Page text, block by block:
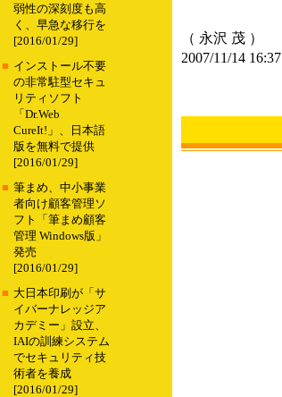
弱性の深刻度も高
く、早急な移行を
[2016/01/29]
■ インストール不要
の非常駐型セキュ
リティソフト
「Dr.Web
CureIt!」、日本語
版を無料で提供
[2016/01/29]
■ 筆まめ、中小事業
者向け顧客管理ソ
フト「筆まめ顧客
管理 Windows版」
発売
[2016/01/29]
■ 大日本印刷が「サ
イバーナレッジア
カデミー」設立、
IAIの訓練システム
でセキュリティ技
術者を養成
[2016/01/29]
（ 永沢 茂 ）
2007/11/14 16:37